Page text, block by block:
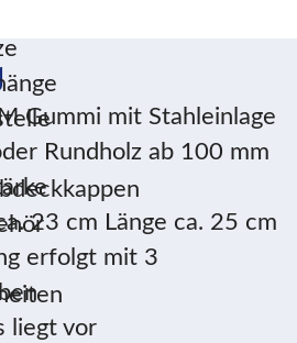
Gummi mit Stahleinlage
Rundholz ab 100 mm
23 cm Länge ca. 25 cm
erfolgt mit 3
liegt vor